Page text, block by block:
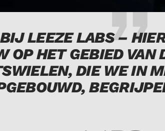
LEEZE LABS –
OP HET GEBIED VAN
DIE WE IN